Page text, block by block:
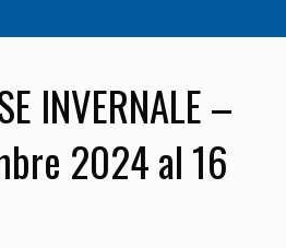
INVERNALE –
2024 al 16